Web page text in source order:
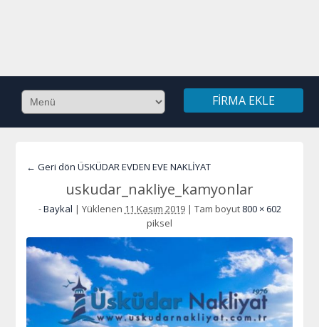
FIRMA EKLE
← Geri dön ÜSKÜDAR EVDEN EVE NAKLİYAT
uskudar_nakliye_kamyonlar
-Baykal | Yüklenen 11 Kasım 2019 | Tam boyut 800 × 602
piksel